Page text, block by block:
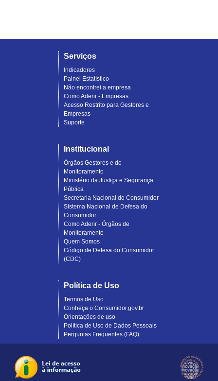
Serviços
Indicadores
Painel Estatístico
Não encontrei a empresa
Como Aderir - Empresas
Acesso Restrito para Gestores e
Empresas
Suporte
Institucional
Órgãos Gestores e de
Monitoramento
Ministério da Justiça e Segurança
Pública
Secretaria Nacional do Consumidor
Sistema Nacional de Defesa do
Consumidor
Como Aderir - Órgãos de
Monitoramento
Quem Somos
Código de Defesa do Consumidor
(CDC)
Política de Uso
Termos de Uso
Conheça o Consumidor.gov.br
Orientações de uso
Política de Uso de Dados Pessoais
Perguntas Frequentes (FAQ)